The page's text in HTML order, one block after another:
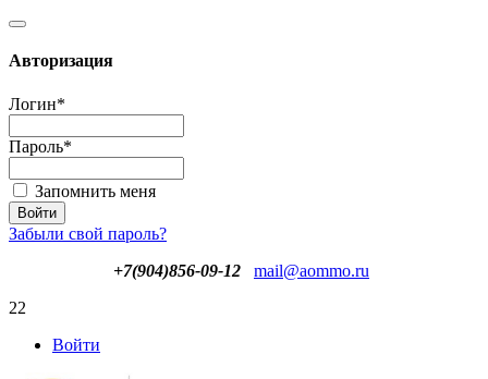
Авторизация
Логин*
Пароль*
Запомнить меня
Забыли свой пароль?
+7(904)856-09-12
mail@aommo.ru
22
Войти